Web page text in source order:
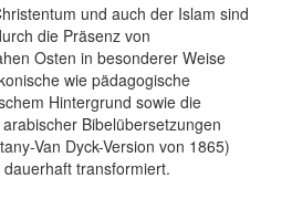
und auch der Islam sind
die Präsenz von
Osten in besonderer Weise
wie pädagogische
Hintergrund sowie die
Bibelübersetzungen
Van Dyck-Version von 1865)
transformiert.